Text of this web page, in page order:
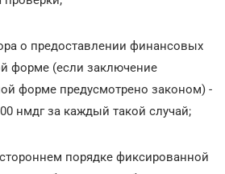
о предоставлении финансовых
форме (если заключение
форме предусмотрено законом) -
нмдг за каждый такой случай;
порядке фиксированной